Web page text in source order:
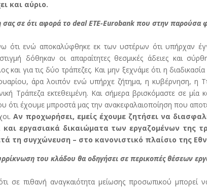
και αύριο.
σας σε ότι αφορά το deal ΕΤΕ-Eurobank που στην παρούσα
ότι ενώ αποκαλύφθηκε εκ των υστέρων ότι υπήρχαν
δόθηκαν οι απαραίτητες θεσμικές άδειες και
και για τις δύο τράπεζες. Και μην ξεχνάμε ότι η
άρα λοιπόν ενώ υπήρχε ζήτημα, η κυβέρνηση, η
Τράπεζα εκτεθειμένη. Και σήμερα βρισκόμαστε σε μία
ότι έχουμε μπροστά μας την ανακεφαλαιοποίηση που
Αν προχωρήσει, εμείς έχουμε ζητήσει να
εργασιακά δικαιώματα των εργαζομένων της
τη συγχώνευση – στο κανονιστικό πλαίσιο της
του κλάδου θα οδηγήσει σε περικοπές θέσεων
σε πιθανή αναγκαιότητα μείωσης προσωπικού μπορεί